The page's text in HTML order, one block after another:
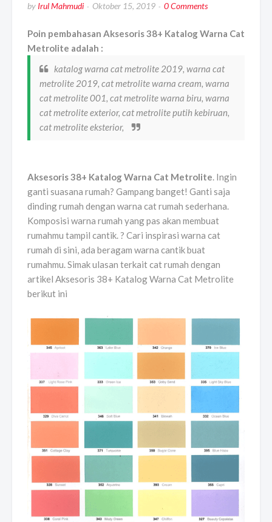
by Irul Mahmudi Oktober 15, 2019 0 Comments
Poin pembahasan Aksesoris 38+ Katalog Warna Cat
Metrolite adalah :
katalog warna cat metrolite 2019, warna cat
metrolite 2019, cat metrolite warna cream, warna
cat metrolite 001, cat metrolite warna biru, warna
cat metrolite exterior, cat metrolite putih kebiruan,
cat metrolite eksterior,
Aksesoris 38+ Katalog Warna Cat Metrolite. Ingin
ganti suasana rumah? Gampang banget! Ganti saja
dinding rumah dengan warna cat rumah sederhana.
Komposisi warna rumah yang pas akan membuat
rumahmu tampil cantik. ? Cari inspirasi warna cat
rumah di sini, ada beragam warna cantik buat
rumahmu. Simak ulasan terkait cat rumah dengan
artikel Aksesoris 38+ Katalog Warna Cat Metrolite
berikut ini